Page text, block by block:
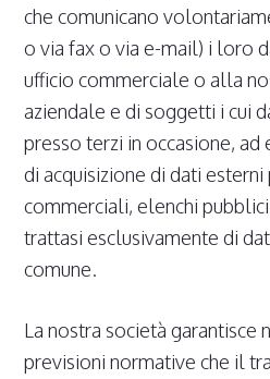
che comunicano
o via fax o via e-mail) i loro
ufficio commerciale o alla
aziendale e di soggetti i cui
presso terzi in occasione,
di acquisizione di dati
commerciali, elenchi
trattasi esclusivamente di
comune.
La nostra società garantisce
previsioni normative che il